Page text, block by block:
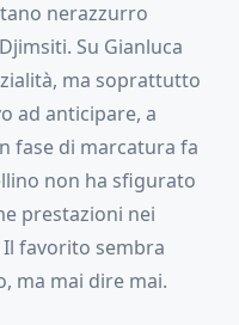
nerazzurro
Su Gianluca
ma soprattutto
ad anticipare, a
fase di marcatura fa
non ha sfigurato
prestazioni nei
favorito sembra
ma mai dire mai.